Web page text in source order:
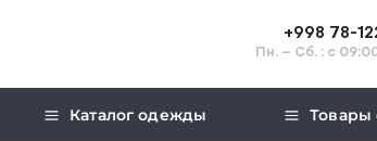
+998 78-
Пн. – Сб. : с
Каталог одежды Товары